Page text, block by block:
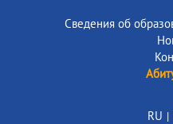
Сведения об
RU |